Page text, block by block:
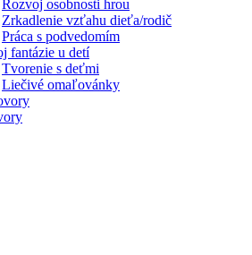
Rozvoj osobnosti hrou
Zrkadlenie vzťahu dieťa/rodič
Práca s podvedomím
fantázie u detí
Tvorenie s deťmi
Liečivé omaľovánky